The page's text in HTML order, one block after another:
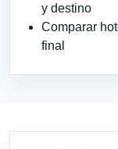
y destino
Comparar
final